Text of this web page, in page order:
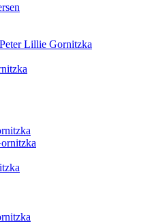
Lillie Gornitzka